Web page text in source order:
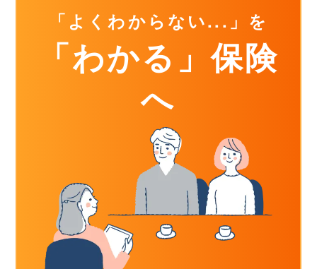
「よくわからない...」を
「わかる」保険
へ